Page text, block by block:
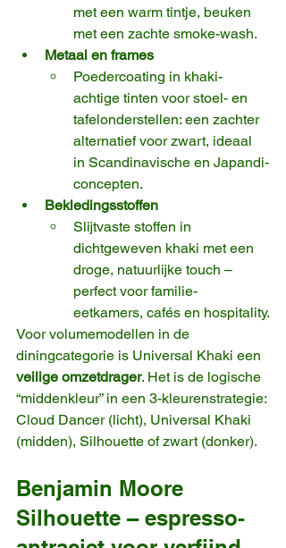
met een warm tintje, beuken
met een zachte smoke-wash.
Metaal en frames
Poedercoating in khaki-
achtige tinten voor stoel- en
tafelonderstellen: een zachter
alternatief voor zwart, ideaal
in Scandinavische en Japandi-
concepten.
Bekledingsstoffen
Slijtvaste stoffen in
dichtgeweven khaki met een
droge, natuurlijke touch –
perfect voor familie-
eetkamers, cafés en hospitality.
Voor volumemodellen in de
diningcategorie is Universal Khaki een
veilige omzetdrager. Het is de logische
“middenkleur” in een 3-kleurenstrategie:
Cloud Dancer (licht), Universal Khaki
(midden), Silhouette of zwart (donker).
Benjamin Moore
Silhouette – espresso-